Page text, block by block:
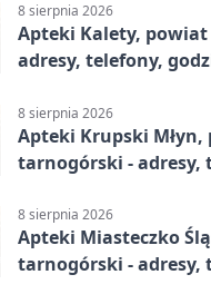
8 sierpnia 2026
Apteki Kalety,
adresy, telefony,
8 sierpnia 2026
Apteki Krupski
tarnogórski - adresy,
8 sierpnia 2026
Apteki Miasteczko
tarnogórski - adresy,